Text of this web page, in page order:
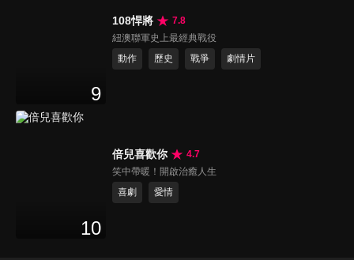
9
108悍將
7.8
紐澳聯軍史上最經典戰役
動作
歷史 戰爭 劇情片
10
倍兒喜歡你
4.7
笑中帶暖！開啟治癒人生
喜劇
愛情